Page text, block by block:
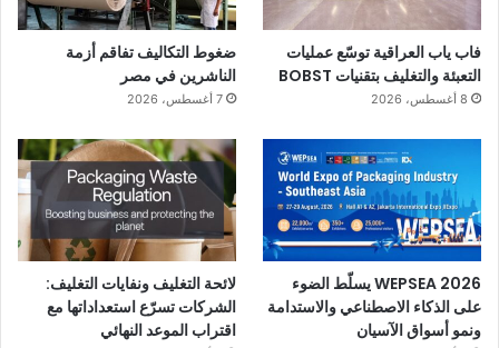
فاب ياب العراقية توسّع عمليات
التعبئة والتغليف بتقنيات BOBST
8 أغسطس، 2026
ضغوط التكاليف تفاقم أزمة
الناشرين في مصر
7 أغسطس، 2026
WEPSEA 2026 يسلّط الضوء
على الذكاء الاصطناعي والاستدامة
ونمو أسواق الآسيان
لائحة التغليف ونفايات التغليف:
الشركات تسرّع استعداداتها مع
اقتراب الموعد النهائي